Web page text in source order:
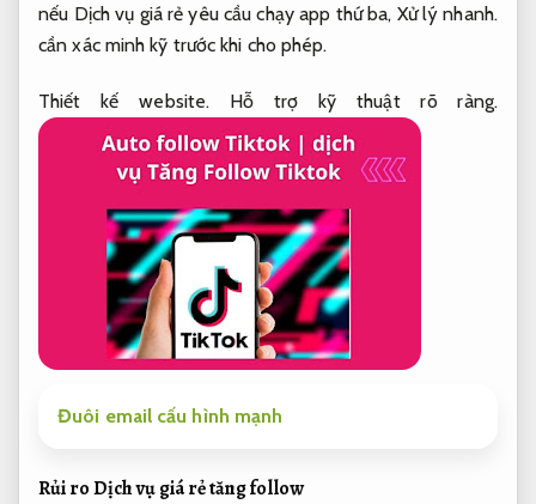
nếu Dịch vụ giá rẻ yêu cầu chạy app thứ ba, Xử lý nhanh.
cần xác minh kỹ trước khi cho phép.
Thiết kế website. Hỗ trợ kỹ thuật rõ ràng.
Đuôi email cấu hình mạnh
Rủi ro Dịch vụ giá rẻ tăng follow